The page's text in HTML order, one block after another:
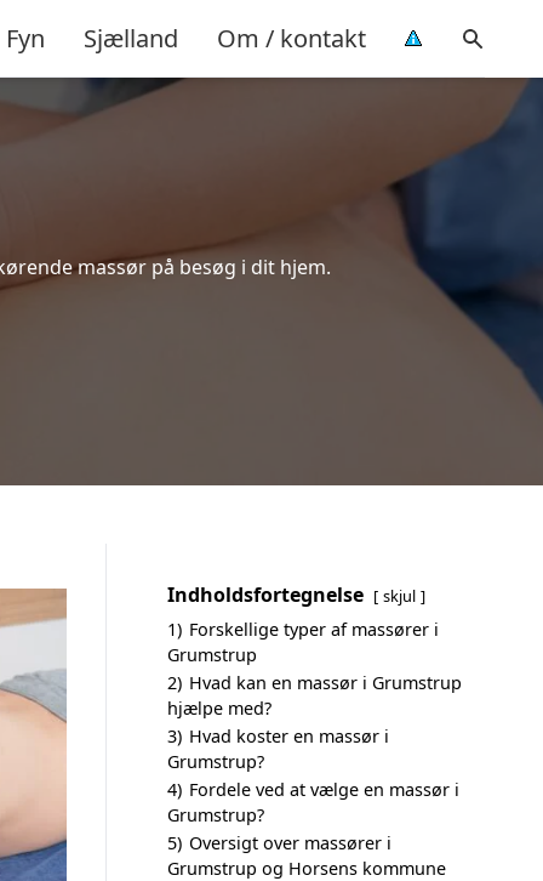
Fyn Sjælland Om / kontakt
massør på besøg i dit hjem.
Indholdsfortegnelse skjul
1) Forskellige typer af massører i
Grumstrup
2) Hvad kan en massør i Grumstrup
hjælpe med?
3) Hvad koster en massør i
Grumstrup?
4) Fordele ved at vælge en massør i
Grumstrup?
5) Oversigt over massører i
Grumstrup og Horsens kommune